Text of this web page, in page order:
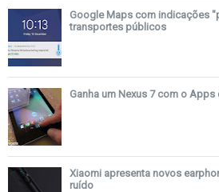
Google Maps com indicações
transportes públicos
Ganha um Nexus 7 com o Apps
Xiaomi apresenta novos
ruído